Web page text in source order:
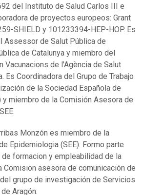
del Instituto de Salud Carlos III e
de proyectos europeos: Grant
SHIELD y 101233394-HEP-HOP. Es
Assessor de Salut Pública de
de Catalunya y miembro del
Vacunacions de l'Agència de Salut
Es Coordinadora del Grupo de Trabajo
de la Sociedad Española de
y miembro de la Comisión Asesora de
Monzón es miembro de la
Epidemiologia (SEE). Formo parte
de formacion y empleabilidad de la
Comision asesora de comunicación de
grupo de investigación de Servicios
Aragón.